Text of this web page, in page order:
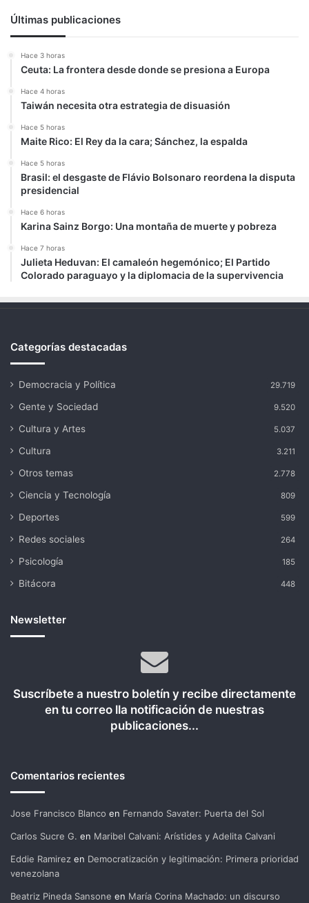
Últimas publicaciones
Hace 3 horas
Ceuta: La frontera desde donde se presiona a Europa
Hace 4 horas
Taiwán necesita otra estrategia de disuasión
Hace 5 horas
Maite Rico: El Rey da la cara; Sánchez, la espalda
Hace 5 horas
Brasil: el desgaste de Flávio Bolsonaro reordena la disputa
presidencial
Hace 6 horas
Karina Sainz Borgo: Una montaña de muerte y pobreza
Hace 7 horas
Julieta Heduvan: El camaleón hegemónico; El Partido
Colorado paraguayo y la diplomacia de la supervivencia
Categorías destacadas
Democracia y Política 29.719
Gente y Sociedad 9.520
Cultura y Artes 5.037
Cultura 3.211
Otros temas 2.778
Ciencia y Tecnología 809
Deportes 599
Redes sociales 264
Psicología 185
Bitácora 448
Newsletter
Suscríbete a nuestro boletín y recibe directamente
en tu correo lla notificación de nuestras
publicaciones...
Comentarios recientes
Jose Francisco Blanco en Fernando Savater: Puerta del Sol
Carlos Sucre G. en Maribel Calvani: Arístides y Adelita Calvani
Eddie Ramirez en Democratización y legitimación: Primera prioridad
venezolana
Beatriz Pineda Sansone en María Corina Machado: un discurso